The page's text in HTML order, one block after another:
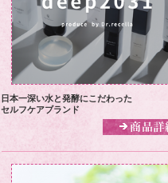
日本一深い水と発酵にこだわった
セルフケアブランド